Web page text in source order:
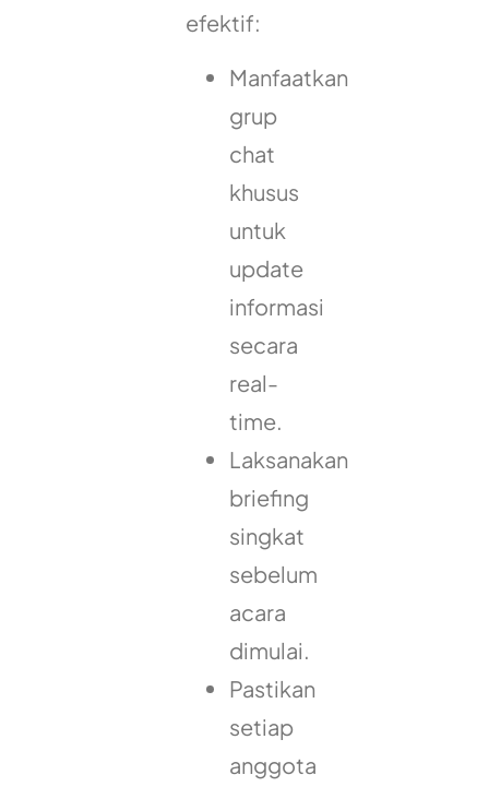
efektif:
Manfaatkan
grup
chat
khusus
untuk
update
informasi
secara
real-
time.
Laksanakan
briefing
singkat
sebelum
acara
dimulai.
Pastikan
setiap
anggota